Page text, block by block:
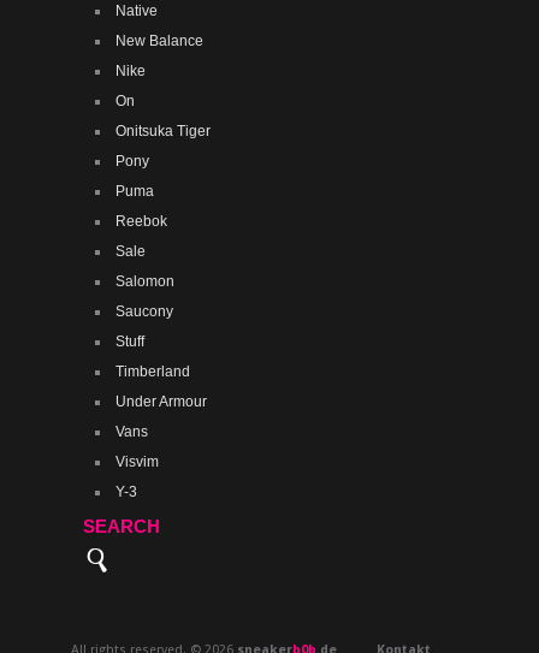
Native
New Balance
Nike
On
Onitsuka Tiger
Pony
Puma
Reebok
Sale
Salomon
Saucony
Stuff
Timberland
Under Armour
Vans
Visvim
Y-3
SEARCH
All rights reserved. © 2026 sneakerb0b .de Kontakt